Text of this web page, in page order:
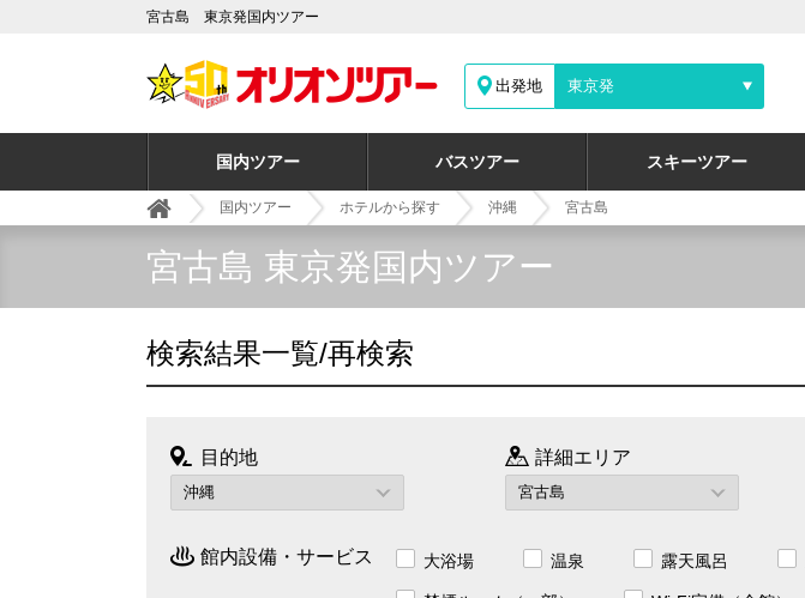
宮古島 東京発国内ツアー
出発地 東京発
国内ツアー バスツアー スキーツアー
国内ツアー ホテルから探す 沖縄 宮古島
宮古島 東京発国内ツアー
検索結果一覧/再検索
目的地 詳細エリア
館内設備・サービス 大浴場 温泉 露天風呂